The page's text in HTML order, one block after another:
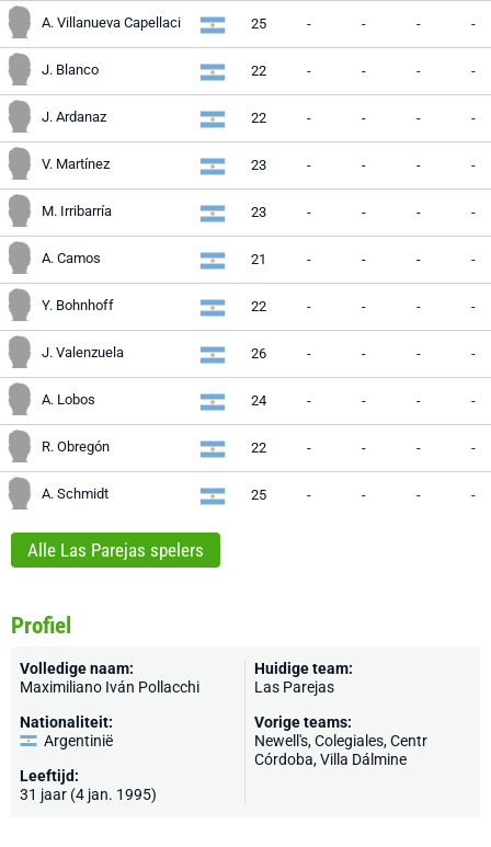
A. Villanueva Capellaci 25 - - - -
J. Blanco 22 - - - -
J. Ardanaz 22 - - - -
V. Martínez 23 - - - -
M. Irribarría 23 - - - -
A. Camos 21 - - - -
Y. Bohnhoff 22 - - - -
J. Valenzuela 26 - - - -
A. Lobos 24 - - - -
R. Obregón 22 - - - -
A. Schmidt 25 - - - -
Alle Las Parejas spelers
Profiel
Volledige naam:
Maximiliano Iván Pollacchi
Nationaliteit:
Argentinië
Leeftijd:
31 jaar (4 jan. 1995)
Huidige team:
Las Parejas
Vorige teams:
Newell's, Colegiales, Centr
Córdoba, Villa Dálmine